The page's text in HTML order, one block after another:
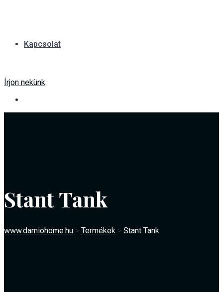
Kapcsolat
Írjon nekünk
Stant Tank
www.damiohome.hu > Termékek > Stant Tank